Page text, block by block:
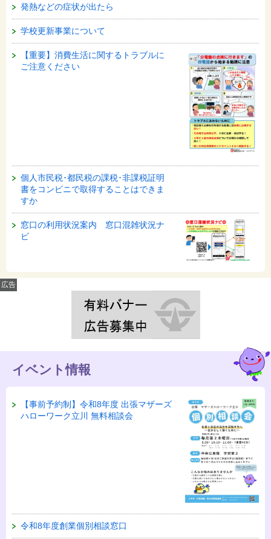
発熱などの症状が出たら
学校更新事業について
【重要】消費生活に関するトラブルに
ご注意ください
個人市民税･都民税の課税･非課税証明
書をコンビニで取得することはできま
すか
窓口の利用状況案内 窓口混雑状況ナ
ビ
広告
イベント情報
【事前予約制】令和8年度 出張マザーズ
ハローワーク立川 無料相談会
令和8年度創業個別相談窓口